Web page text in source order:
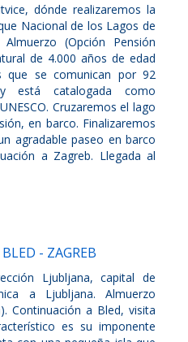
dónde realizaremos la
Nacional de los Lagos de
(Opción Pensión
de 4.000 años de edad
se comunican por 92
está catalogada como
Cruzaremos el lago
en barco. Finalizaremos
agradable paseo en barco
a Zagreb. Llegada al
- ZAGREB
Ljubljana, capital de
a Ljubljana. Almuerzo
Continuación a Bled, visita
es su imponente